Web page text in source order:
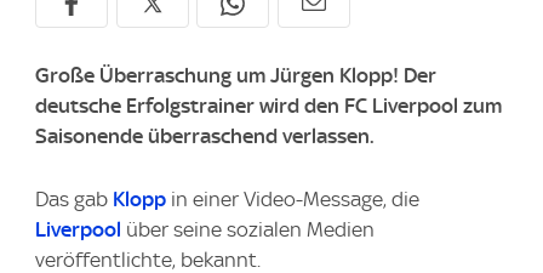
Große Überraschung um Jürgen Klopp! Der
deutsche Erfolgstrainer wird den FC Liverpool zum
Saisonende überraschend verlassen.
Das gab Klopp in einer Video-Message, die
Liverpool über seine sozialen Medien
veröffentlichte, bekannt.